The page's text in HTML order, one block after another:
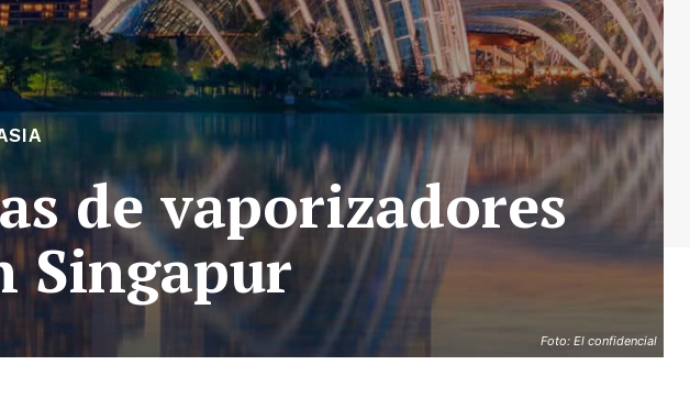
Foto: El confidencial
de vaporizadores
Singapur